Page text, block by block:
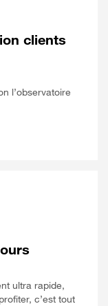
clients
l’observatoire
ultra rapide,
c’est tout